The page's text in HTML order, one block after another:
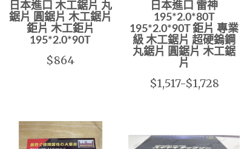
日本進口 木工鋸片 丸
鋸片 圓鋸片 木工鋸片
鉅片 木工鉅片
195*2.0*90T
$864
日本進口 雷神
195*2.0*80T
195*2.0*90T 鉅片 專業
級 木工鋸片 超硬鎢鋼
丸鋸片 圓鋸片 木工鋸
片
$1,517-$1,728